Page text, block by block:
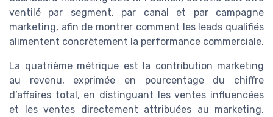
ventilé par segment, par canal et par campagne
marketing, afin de montrer comment les leads qualifiés
alimentent concrètement la performance commerciale.
La quatrième métrique est la contribution marketing
au revenu, exprimée en pourcentage du chiffre
d’affaires total, en distinguant les ventes influencées
et les ventes directement attribuées au marketing.